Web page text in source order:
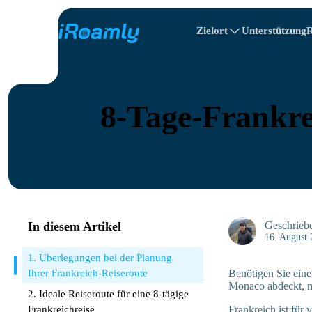
Zielort Unterstützung
Bulgarien
8-Tage-
In diesem Artikel
1. Überlegungen bei der Planung
Ihrer Frankreich-Reiseroute
2. Ideale Reiseroute für eine 8-tägige
Frankreichreise
16. August
Benötigen Sie
Monaco abdeckt,
Frankreich ist für